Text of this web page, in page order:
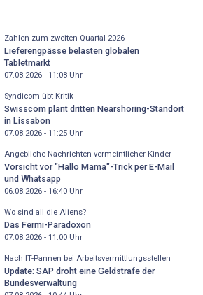
Zahlen zum zweiten Quartal 2026
Lieferengpässe belasten globalen
Tabletmarkt
07.08.2026 - 11:08Uhr
Syndicom übt Kritik
Swisscom plant dritten Nearshoring-Standort
in Lissabon
07.08.2026 - 11:25Uhr
Angebliche Nachrichten vermeintlicher Kinder
Vorsicht vor "Hallo Mama"-Trick per E-Mail
und Whatsapp
06.08.2026 - 16:40Uhr
Wo sind all die Aliens?
Das Fermi-Paradoxon
07.08.2026 - 11:00Uhr
Nach IT-Pannen bei Arbeitsvermittlungsstellen
Update: SAP droht eine Geldstrafe der
Bundesverwaltung